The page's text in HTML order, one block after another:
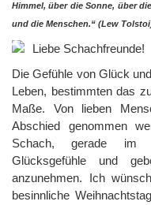
Himmel, über die Sonne, über
und die Menschen.“ (Lew
Liebe Schachfreunde!
Die Gefühle von Glück
Leben, bestimmten das
Maße. Von lieben
Abschied genommen
Schach, gerade im
Glücksgefühle und
anzunehmen. Ich
besinnliche